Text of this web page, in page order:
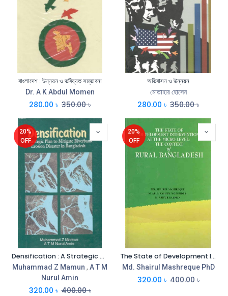
বাংলাদেশ : উন্নয়ন ও ভবিষ্যত সম্ভাবনা
Dr. A K Abdul Momen
280.00 ৳ 350.00৳
অভিবাসন ও উন্নয়ন
মোতাহার হোসেন
280.00 ৳ 350.00৳
20%
OFF
Densification : A Strategic Plan to Mitigate Riverbank Erosion Disaster In Bangladesh
Muhammad Z Mamun , A T M
Nurul Amin
320.00 ৳ 400.00৳
20%
OFF
The State of Development Intervention at the micro level : the contest of rural Bangladesh
Md. Shairul Mashreque PhD
320.00 ৳ 400.00৳